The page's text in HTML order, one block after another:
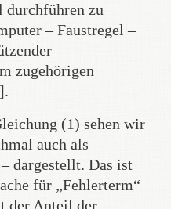
durchführen zu
– Faustregel –
zugehörigen
(1) sehen wir
auch als
dargestellt. Das ist
für „Fehlerterm“
der Anteil der